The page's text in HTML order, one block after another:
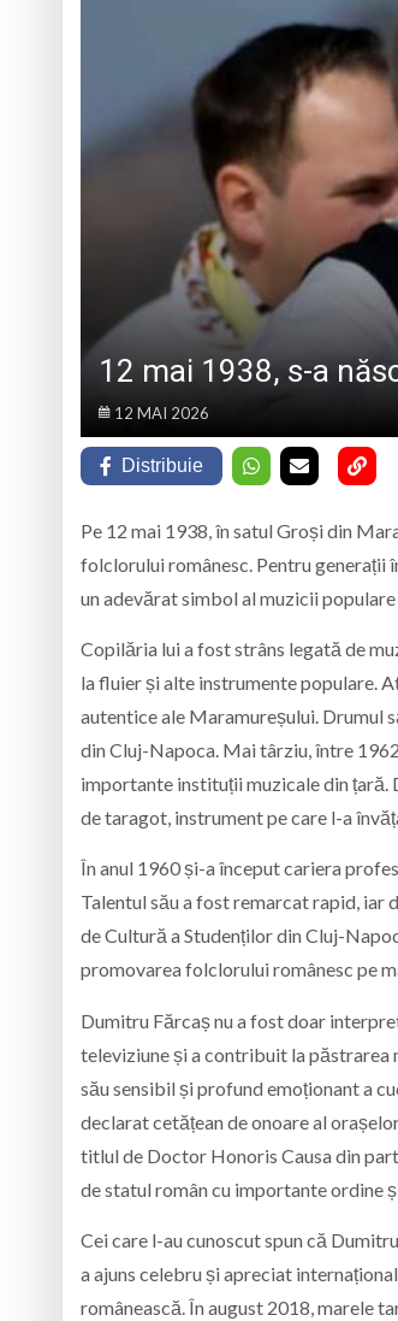
9
12 mai 1938, s-a
12 MAI 2026
Distribuie
Pe 12 mai 1938, în satul Groși din
folclorului românesc. Pentru generații
un adevărat simbol al muzicii
Copilăria lui a fost strâns legată de
la fluier și alte instrumente populare.
autentice ale Maramureșului. Drumul
din Cluj-Napoca. Mai târziu, între
importante instituții muzicale din țară.
de taragot, instrument pe care l-a
În anul 1960 și-a început cariera
Talentul său a fost remarcat rapid, iar
de Cultură a Studenților din Cluj-
promovarea folclorului românesc pe
Dumitru Fărcaș nu a fost doar
televiziune și a contribuit la păstrarea
său sensibil și profund emoționant a
declarat cetățean de onoare al
titlul de Doctor Honoris Causa din
de statul român cu importante ordine
Cei care l-au cunoscut spun că
a ajuns celebru și apreciat
românească. În august 2018, marele